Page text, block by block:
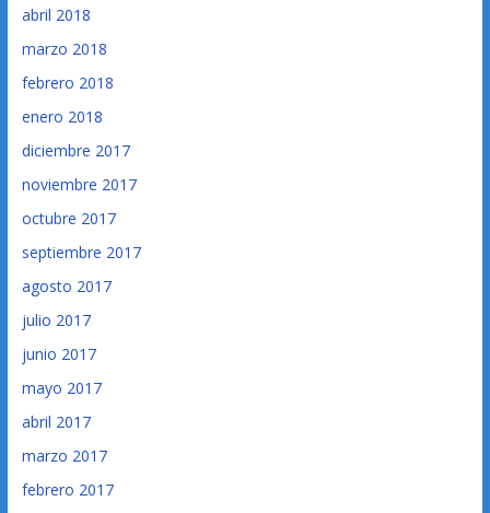
abril 2018
marzo 2018
febrero 2018
enero 2018
diciembre 2017
noviembre 2017
octubre 2017
septiembre 2017
agosto 2017
julio 2017
junio 2017
mayo 2017
abril 2017
marzo 2017
febrero 2017